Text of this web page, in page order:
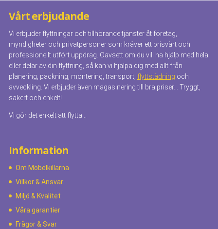
Vårt erbjudande
Vi erbjuder flyttningar och tillhörande tjänster åt företag,
myndigheter och privatpersoner som kräver ett prisvärt och
professionellt utfört uppdrag. Oavsett om du vill ha hjälp med hela
eller delar av din flyttning, så kan vi hjälpa dig med allt från
planering, packning, montering, transport, flyttstädning och
avveckling. Vi erbjuder även magasinering till bra priser… Tryggt,
säkert och enkelt!
Vi gör det enkelt att flytta…
Information
Om Möbelkillarna
Villkor & Ansvar
Miljö & Kvalitet
Våra garantier
Frågor & Svar